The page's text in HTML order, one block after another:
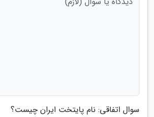
سوال اتفاقی: نام پایتخت ایران چیست؟